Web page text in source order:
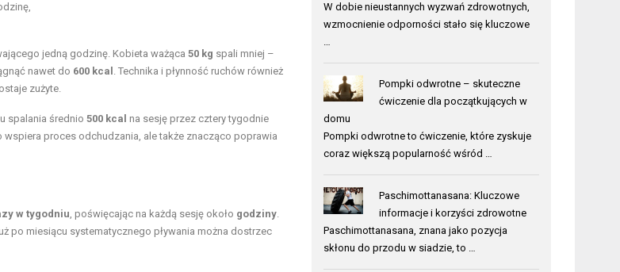
jedną godzinę. Kobieta ważąca 50 kg spali mniej –
nawet do 600 kcal . Technika i płynność ruchów również
zużyte.
spalania średnio 500 kcal na sesję przez cztery tygodnie
proces odchudzania, ale także znacząco poprawia
w tygodniu, poświęcając na każdą sesję około godziny.
po miesiącu systematycznego pływania można dostrzec
W dobie nieustannych wyzwań zdrowotnych,
wzmocnienie odporności stało się kluczowe
…
Pompki odwrotne – skuteczne
ćwiczenie dla początkujących w
domu
Pompki odwrotne to ćwiczenie, które zyskuje
coraz większą popularność wśród …
Paschimottanasana: Kluczowe
informacje i korzyści zdrowotne
Paschimottanasana, znana jako pozycja
skłonu do przodu w siadzie, to …